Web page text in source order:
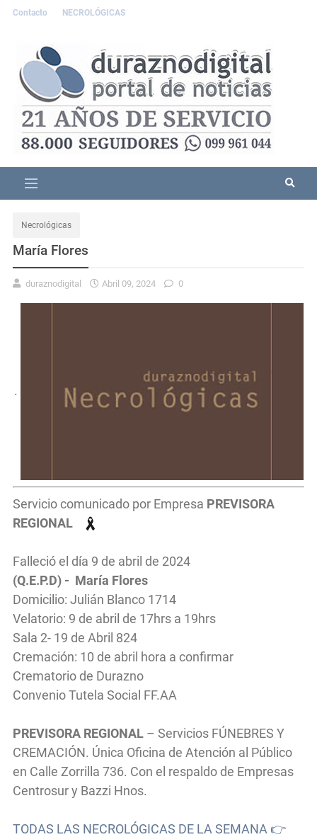
Contacto NECROLÓGICAS
Necrológicas
María Flores
duraznodigital Abril 09, 2024 0
.
Servicio comunicado por Empresa PREVISORA
REGIONAL
Falleció el día 9 de abril de 2024
(Q.E.P.D) - María Flores
Domicilio: Julián Blanco 1714
Velatorio: 9 de abril de 17hrs a 19hrs
Sala 2- 19 de Abril 824
Cremación: 10 de abril hora a confirmar
Crematorio de Durazno
Convenio Tutela Social FF.AA
PREVISORA REGIONAL – Servicios FÚNEBRES Y
CREMACIÓN. Única Oficina de Atención al Público
en Calle Zorrilla 736. Con el respaldo de Empresas
Centrosur y Bazzi Hnos.
TODAS LAS NECROLÓGICAS DE LA SEMANA 👉